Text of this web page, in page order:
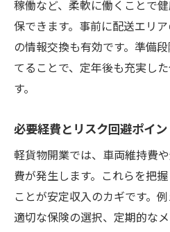
稼働など、柔軟に働くことで
保できます。事前に配送エリ
の情報交換も有効です。準備
てることで、定年後も充実し
す。
必要経費とリスク回避ポイ
軽貨物開業では、車両維持費
費が発生します。これらを把
ことが安定収入のカギです。
適切な保険の選択、定期的な